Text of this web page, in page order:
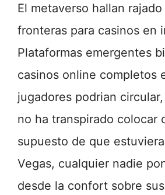
El metaverso hallan
fronteras para casinos en
Plataformas emergentes
casinos online completos
jugadores podrian
no ha transpirado colocar
supuesto de que
Vegas, cualquier nadie
desde la confort sobre